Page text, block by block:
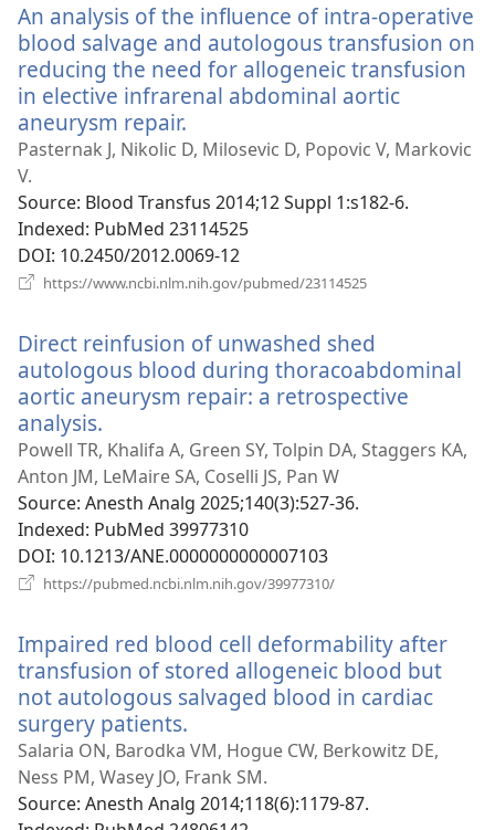
вікні)
An analysis of the influence of intra-operative
blood salvage and autologous transfusion on
reducing the need for allogeneic transfusion
in elective infrarenal abdominal aortic
aneurysm repair.
у
вікні)
Pasternak J, Nikolic D, Milosevic D, Popovic V, Markovic
V.
Source‎: Blood Transfus 2014;12 Suppl 1:s182-6.
Indexed‎: PubMed 23114525
DOI‎: 10.2450/2012.0069-12
https://www.ncbi.nlm.nih.gov/pubmed/23114525
вікні)
Direct reinfusion of unwashed shed
autologous blood during thoracoabdominal
aortic aneurysm repair: a retrospective
analysis.
у
новому
вікні)
Powell TR, Khalifa A, Green SY, Tolpin DA, Staggers KA,
Anton JM, LeMaire SA, Coselli JS, Pan W
Source‎: Anesth Analg 2025;140(3):527-36.
Indexed‎: PubMed 39977310
DOI‎: 10.1213/ANE.0000000000007103
https://pubmed.ncbi.nlm.nih.gov/39977310/
вікні)
Impaired red blood cell deformability after
transfusion of stored allogeneic blood but
not autologous salvaged blood in cardiac
surgery patients.
у
новому
вікні)
Salaria ON, Barodka VM, Hogue CW, Berkowitz DE,
Ness PM, Wasey JO, Frank SM.
Source‎: Anesth Analg 2014;118(6):1179-87.